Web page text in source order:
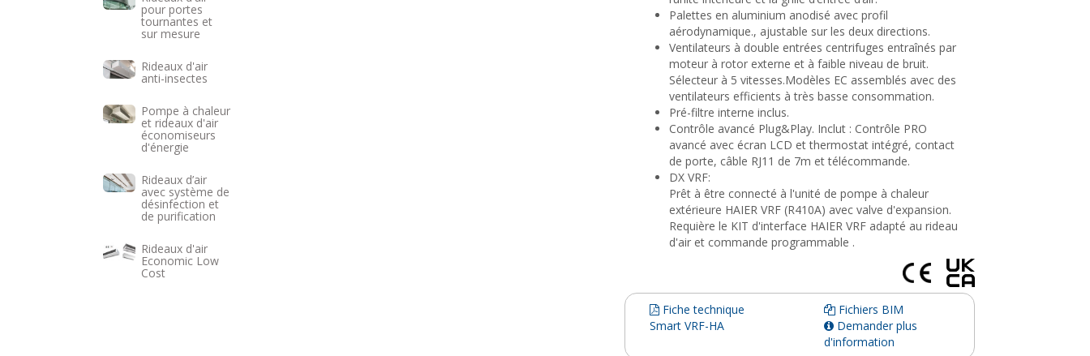
pour portes
tournantes et
sur mesure
Rideaux d'air
anti-insectes
Pompe à chaleur
et rideaux d'air
économiseurs
d'énergie
Rideaux d’air
avec système de
désinfection et
de purification
Rideaux d'air
Economic Low
Cost
Palettes en aluminium anodisé avec profil
aérodynamique., ajustable sur les deux directions.
Ventilateurs à double entrées centrifuges entraînés par
moteur à rotor externe et à faible niveau de bruit.
Sélecteur à 5 vitesses.Modèles EC assemblés avec des
ventilateurs efficients à très basse consommation.
Pré-filtre interne inclus.
Contrôle avancé Plug&Play. Inclut : Contrôle PRO
avancé avec écran LCD et thermostat intégré, contact
de porte, câble RJ11 de 7m et télécommande.
DX VRF:
Prêt à être connecté à l'unité de pompe à chaleur
extérieure HAIER VRF (R410A) avec valve d'expansion.
Requière le KIT d'interface HAIER VRF adapté au rideau
d'air et commande programmable .
Fiche technique
Smart VRF-HA
Fichiers BIM
Demander plus
d'information